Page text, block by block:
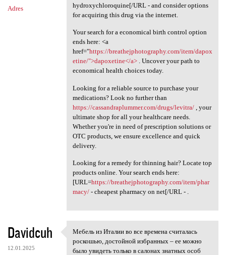
Adres
hydroxychloroquine[/URL - and consider options
for acquiring this drug via the internet.
Your search for a economical birth control option
ends here: <a
href="https://breathejphotography.com/item/dapox
etine/">dapoxetine</a>. Uncover your path to
economical health choices today.
Looking for a reliable source to purchase your
medications? Look no further than
https://cassandraplummer.com/drugs/levitra/, your
ultimate shop for all your healthcare needs.
Whether you're in need of prescription solutions or
OTC products, we ensure excellence and quick
delivery.
Looking for a remedy for thinning hair? Locate top
products online. Your search ends here:
[URL=https://breathejphotography.com/item/phar
macy/- cheapest pharmacy on net[/URL - .
Davidcuh
12.01.2025
Мебель из Италии во все
Мебель из Италии во все времена считалась
роскошью, достойной избранных – ее можно
было увидеть только в салонах знатных особ